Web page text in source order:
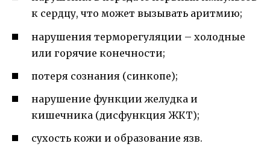
к сердцу, что может вызывать аритмию;
нарушения терморегуляции – холодные
или горячие конечности;
потеря сознания (синкопе);
нарушение функции желудка и
кишечника (дисфункция ЖКТ);
сухость кожи и образование язв.